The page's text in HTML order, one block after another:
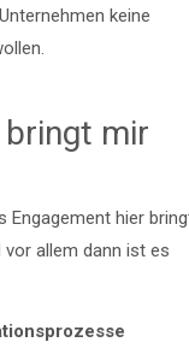
keine
mir
Engagement hier
allem dann ist es